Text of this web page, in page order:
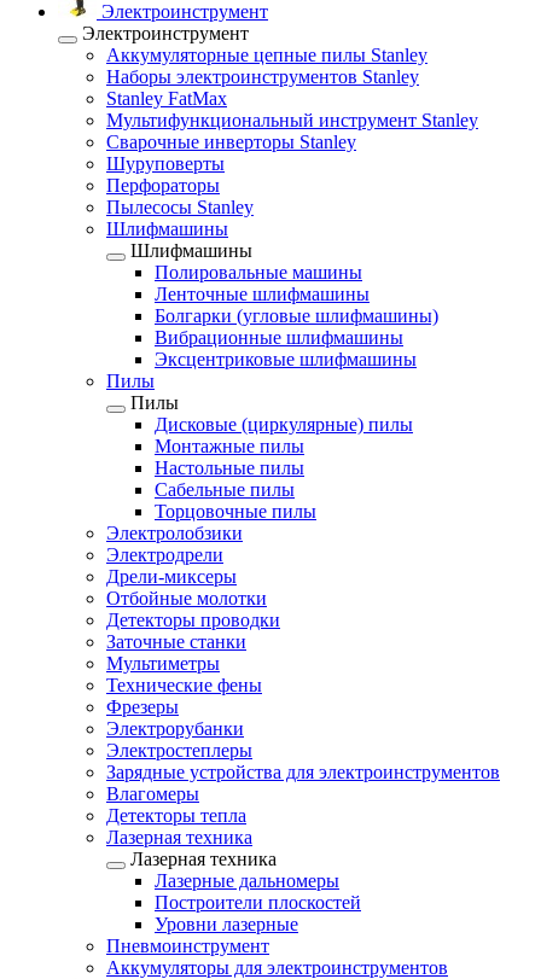
Электроинструмент
Электроинструмент
Аккумуляторные цепные пилы Stanley
Наборы электроинструментов Stanley
Stanley FatMax
Мультифункциональный инструмент Stanley
Сварочные инверторы Stanley
Шуруповерты
Перфораторы
Пылесосы Stanley
Шлифмашины
Шлифмашины
Полировальные машины
Ленточные шлифмашины
Болгарки (угловые шлифмашины)
Вибрационные шлифмашины
Эксцентриковые шлифмашины
Пилы
Пилы
Дисковые (циркулярные) пилы
Монтажные пилы
Настольные пилы
Сабельные пилы
Торцовочные пилы
Электролобзики
Электродрели
Дрели-миксеры
Отбойные молотки
Детекторы проводки
Заточные станки
Мультиметры
Технические фены
Фрезеры
Электрорубанки
Электростеплеры
Зарядные устройства для электроинструментов
Влагомеры
Детекторы тепла
Лазерная техника
Лазерная техника
Лазерные дальномеры
Построители плоскостей
Уровни лазерные
Пневмоинструмент
Аккумуляторы для электроинструментов